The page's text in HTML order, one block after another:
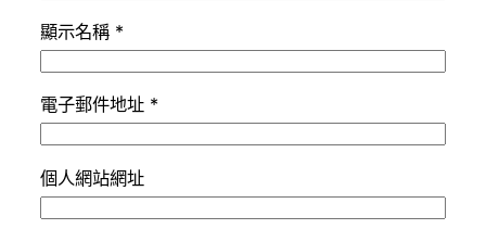
顯示名稱 *
電子郵件地址 *
個人網站網址